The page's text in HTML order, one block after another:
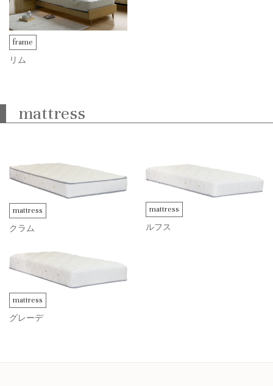
frame
リム
mattress
mattress
クラム
mattress
ルフス
mattress
グレーデ